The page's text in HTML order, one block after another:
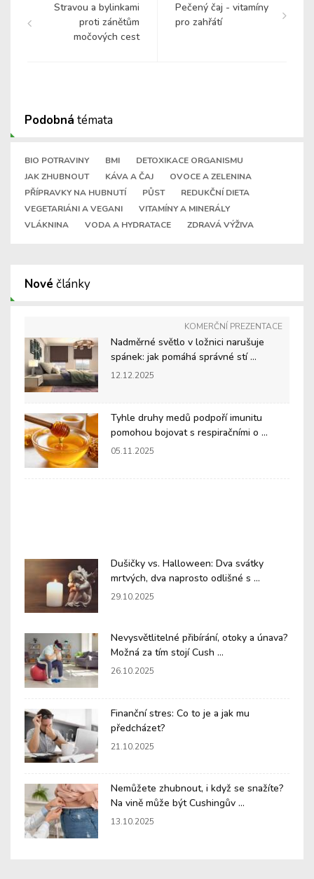
Stravou a bylinkami
proti zánětům
močových cest
Pečený čaj - vitamíny
pro zahřátí
Podobná témata
BIO POTRAVINY BMI
DETOXIKACE ORGANISMU
JAK ZHUBNOUT
KÁVA A ČAJ
OVOCE A ZELENINA
PŘÍPRAVKY NA HUBNUTÍ
PŮST
REDUKČNÍ DIETA
VEGETARIÁNI A VEGANI
VITAMÍNY A MINERÁLY
VLÁKNINA
VODA A HYDRATACE ZDRAVÁ VÝŽIVA
Nové články
KOMERČNÍ PREZENTACE
Nadměrné světlo v ložnici narušuje
spánek: jak pomáhá správné stí ...
12.12.2025
Tyhle druhy medů podpoří imunitu
pomohou bojovat s respiračními o ...
05.11.2025
Dušičky vs. Halloween: Dva svátky
mrtvých, dva naprosto odlišné s ...
29.10.2025
Nevysvětlitelné přibírání, otoky a únava?
Možná za tím stojí Cush ...
26.10.2025
Finanční stres: Co to je a jak mu
předcházet?
21.10.2025
Nemůžete zhubnout, i když se snažíte?
Na vině může být Cushingův ...
13.10.2025